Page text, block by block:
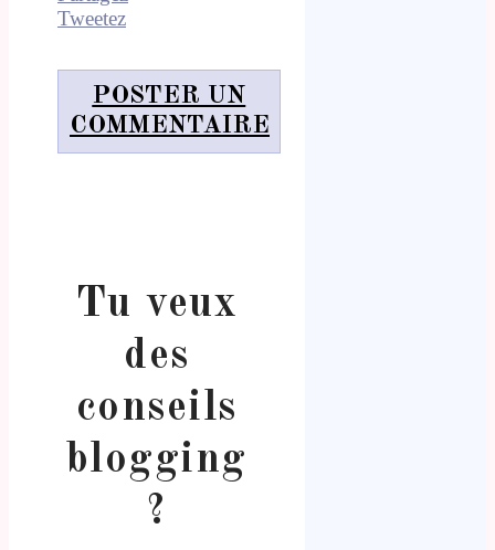
Tweetez
POSTER UN
COMMENTAIRE
Tu veux
des
conseils
blogging
?